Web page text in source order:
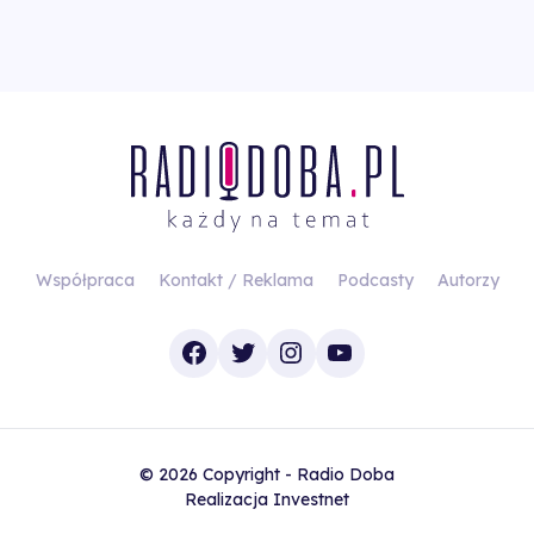
Współpraca Kontakt / Reklama Podcasty Autorzy
Facebook
TwitterInstagram
YouTube
© 2026 Copyright - Radio Doba
Realizacja Investnet